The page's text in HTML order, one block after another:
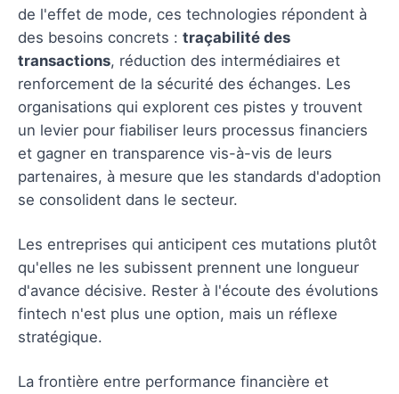
de l'effet de mode, ces technologies répondent à
des besoins concrets : traçabilité des
transactions, réduction des intermédiaires et
renforcement de la sécurité des échanges. Les
organisations qui explorent ces pistes y trouvent
un levier pour fiabiliser leurs processus financiers
et gagner en transparence vis-à-vis de leurs
partenaires, à mesure que les standards d'adoption
se consolident dans le secteur.
Les entreprises qui anticipent ces mutations plutôt
qu'elles ne les subissent prennent une longueur
d'avance décisive. Rester à l'écoute des évolutions
fintech n'est plus une option, mais un réflexe
stratégique.
La frontière entre performance financière et